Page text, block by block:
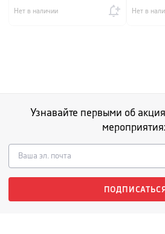
Нет в наличии Нет в
Узнавайте первыми об
ПОДПИСАТЬСЯ